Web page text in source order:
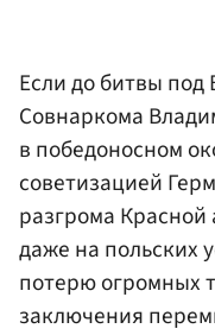
Если до битвы
Совнаркома
в победоносном
советизацией
разгрома
даже на польских
потерю огромных
заключения